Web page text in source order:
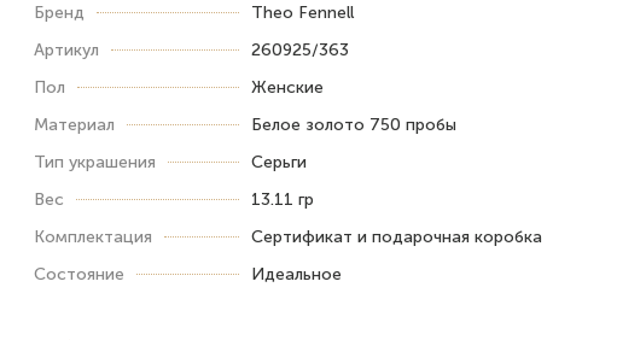
Бренд
Theo Fennell
Артикул
260925/363
Пол
Женские
Материал
Белое золото 750 пробы
Тип украшения
Серьги
Вес
13.11 гр
Комплектация
Сертификат и подарочная коробка
Состояние
Идеальное